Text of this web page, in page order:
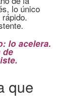
lo único
lo acelera.
de
que